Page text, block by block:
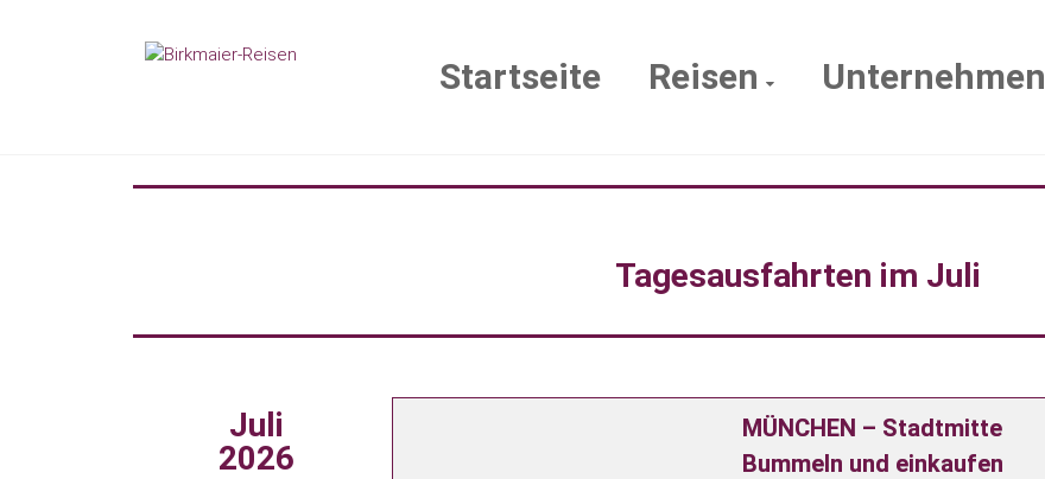
Startseite Reisen Unternehmen
Tagesausfahrten im Juli
Juli
2026
MÜNCHEN – Stadtmitte
Bummeln und einkaufen